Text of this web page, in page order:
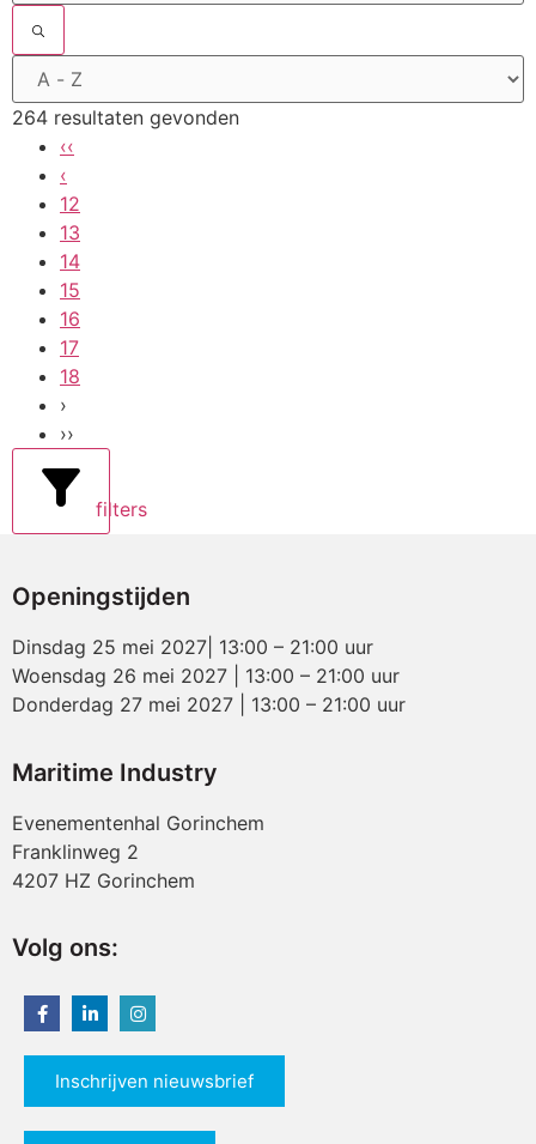
264 resultaten gevonden
‹‹
‹
12
13
14
15
16
17
18
›
››
filters
Openingstijden
Dinsdag 25 mei 2027| 13:00 – 21:00 uur
Woensdag 26 mei 2027 | 13:00 – 21:00 uur
Donderdag 27 mei 2027 | 13:00 – 21:00 uur
Maritime Industry
Evenementenhal Gorinchem
Franklinweg 2
4207 HZ Gorinchem
Volg ons:
Inschrijven nieuwsbrief